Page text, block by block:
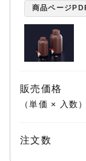
商品ページ
販売価格
（単価 × 入数）
注文数